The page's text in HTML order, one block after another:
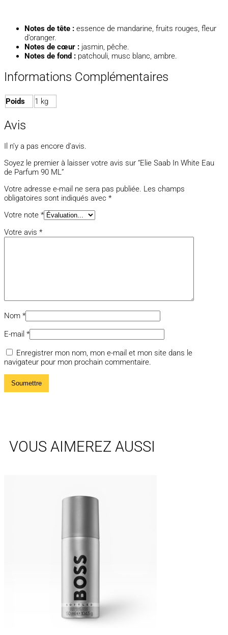
Notes de tête : essence de mandarine, fruits rouges, fleur
d’oranger.
Notes de cœur : jasmin, pêche.
Notes de fond : patchouli, musc blanc, ambre.
Informations Complémentaires
Poids 1 kg
Avis
Il n’y a pas encore d’avis.
Soyez le premier à laisser votre avis sur “Elie Saab In White Eau
de Parfum 90 ML”
Votre adresse e-mail ne sera pas publiée. Les champs
obligatoires sont indiqués avec *
Votre note *
Votre avis *
Nom *
E-mail *
Enregistrer mon nom, mon e-mail et mon site dans le
navigateur pour mon prochain commentaire.
VOUS AIMEREZ AUSSI